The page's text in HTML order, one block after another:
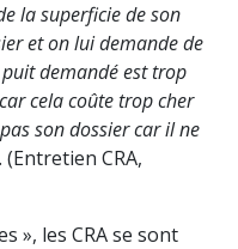
la superficie de son
et on lui demande de
demandé est trop
cela coûte trop cher
son dossier car il ne
. (Entretien CRA,
», les CRA se sont